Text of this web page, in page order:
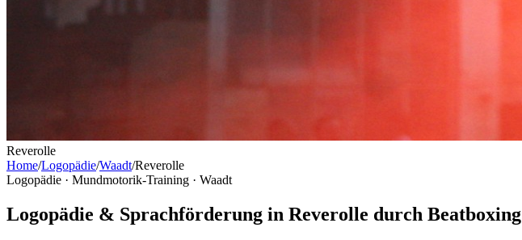
Reverolle
Home/Logopädie/Waadt/Reverolle
Logopädie · Mundmotorik-Training · Waadt
Logopädie & Sprachförderung in Reverolle durch Beatboxing